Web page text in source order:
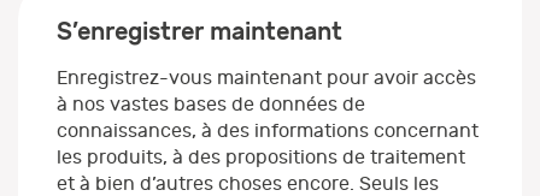
S’enregistrer maintenant
Enregistrez-vous maintenant pour avoir accès
à nos vastes bases de données de
connaissances, à des informations concernant
les produits, à des propositions de traitement
et à bien d’autres choses encore. Seuls les